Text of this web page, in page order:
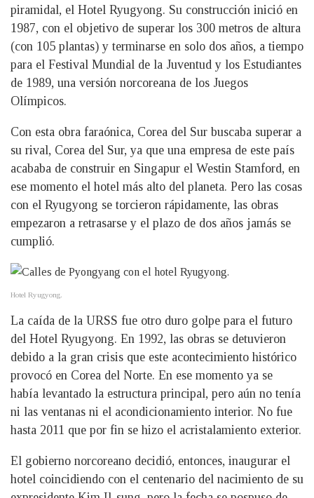
piramidal, el Hotel Ryugyong. Su construcción inició en
1987, con el objetivo de superar los 300 metros de altura
(con 105 plantas) y terminarse en solo dos años, a tiempo
para el Festival Mundial de la Juventud y los Estudiantes
de 1989, una versión norcoreana de los Juegos
Olímpicos.
Con esta obra faraónica, Corea del Sur buscaba superar a
su rival, Corea del Sur, ya que una empresa de este país
acababa de construir en Singapur el Westin Stamford, en
ese momento el hotel más alto del planeta. Pero las cosas
con el Ryugyong se torcieron rápidamente, las obras
empezaron a retrasarse y el plazo de dos años jamás se
cumplió.
Hotel Ryugyong.
La caída de la URSS fue otro duro golpe para el futuro
del Hotel Ryugyong. En 1992, las obras se detuvieron
debido a la gran crisis que este acontecimiento histórico
provocó en Corea del Norte. En ese momento ya se
había levantado la estructura principal, pero aún no tenía
ni las ventanas ni el acondicionamiento interior. No fue
hasta 2011 que por fin se hizo el acristalamiento exterior.
El gobierno norcoreano decidió, entonces, inaugurar el
hotel coincidiendo con el centenario del nacimiento de su